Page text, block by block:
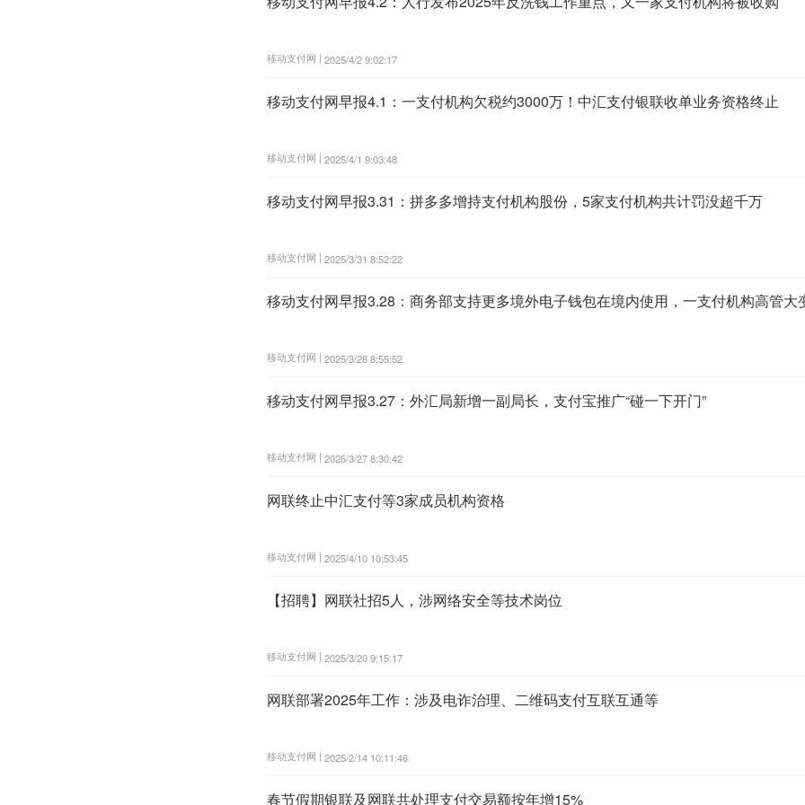
移动支付网 | 2025/4/2 9:02:17
移动支付网早报4.1：一支付机构欠税约3000万！中汇支付银联收单业务资格终止
移动支付网 | 2025/4/1 9:03:48
移动支付网早报3.31：拼多多增持支付机构股份，5家支付机构共计罚没超千万
移动支付网 | 2025/3/31 8:52:22
移动支付网早报3.28：商务部支持更多境外电子钱包在境内使用，一支付机构高管大
移动支付网 | 2025/3/28 8:55:52
移动支付网早报3.27：外汇局新增一副局长，支付宝推广“碰一下开门”
移动支付网 | 2025/3/27 8:30:42
网联终止中汇支付等3家成员机构资格
移动支付网 | 2025/4/10 10:53:45
【招聘】网联社招5人，涉网络安全等技术岗位
移动支付网 | 2025/3/20 9:15:17
网联部署2025年工作：涉及电诈治理、二维码支付互联互通等
移动支付网 | 2025/2/14 10:11:46
春节假期银联及网联共处理支付交易额按年增15%